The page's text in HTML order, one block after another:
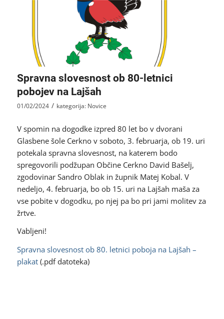
Spravna slovesnost ob 80-letnici
pobojev na Lajšah
01/02/2024 / kategorija: Novice
V spomin na dogodke izpred 80 let bo v dvorani
Glasbene šole Cerkno v soboto, 3. februarja, ob 19. uri
potekala spravna slovesnost, na katerem bodo
spregovorili podžupan Občine Cerkno David Bašelj,
zgodovinar Sandro Oblak in župnik Matej Kobal. V
nedeljo, 4. februarja, bo ob 15. uri na Lajšah maša za
vse pobite v dogodku, po njej pa bo pri jami molitev za
žrtve.
Vabljeni!
Spravna slovesnost ob 80. letnici poboja na Lajšah –
plakat(.pdf datoteka)